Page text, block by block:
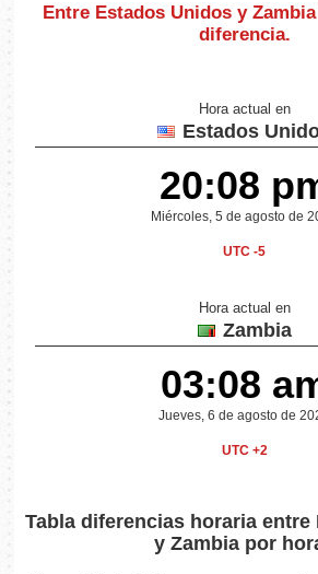
Entre Estados Unidos y
diferencia.
Hora actual en
Estados
20:08
Miércoles, 5 de agosto de
UTC -5
Hora actual en
Zambia
03:08
Jueves, 6 de agosto de
UTC +2
Tabla diferencias horaria
y Zambia por